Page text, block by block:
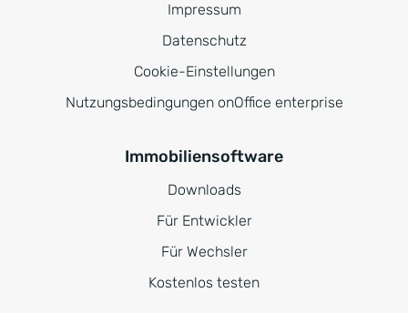
Impressum
Datenschutz
Cookie-Einstellungen
Nutzungsbedingungen onOffice enterprise
Immobiliensoftware
Downloads
Für Entwickler
Für Wechsler
Kostenlos testen